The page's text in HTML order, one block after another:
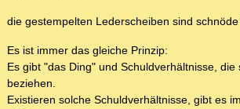
die gestempelten Lederscheiben sind
Es ist immer das gleiche Prinzip:
Es gibt "das Ding" und Schuldverhältnisse, die
beziehen.
Existieren solche Schuldverhältnisse, gibt es